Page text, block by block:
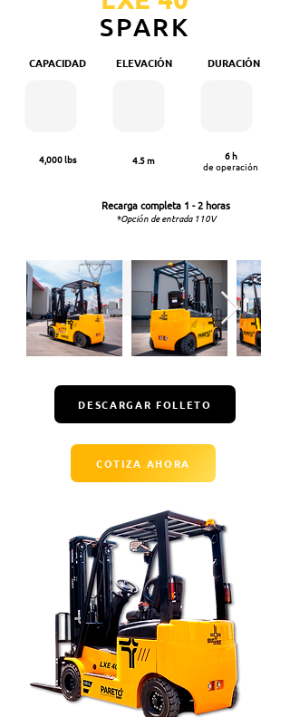
SPARK
CAPACIDAD ELEVACIÓN DURACIÓN
4,000 lbs 4.5 m
6 h
de operación
Recarga completa 1 - 2 horas
*Opción de entrada 110V
DESCARGAR FOLLETO
COTIZA AHORA